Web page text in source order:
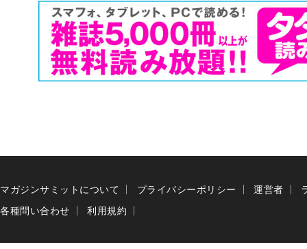
マガジンサミットについて プライバシーポリシー 運営者
各種問い合わせ
利用規約